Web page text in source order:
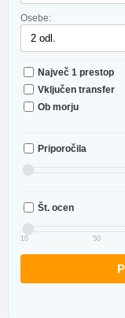
Osebe:
Največ 1 prestop
Vključen transfer
Ob morju
Priporočila
Št. ocen
10 50